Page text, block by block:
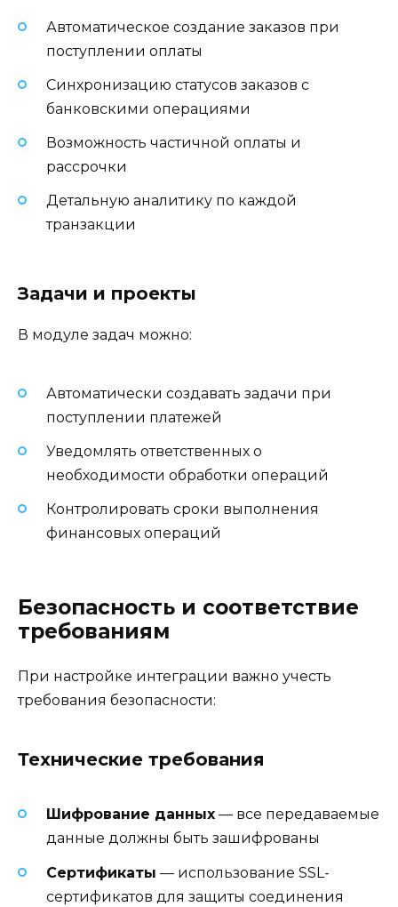
Автоматическое создание заказов при
поступлении оплаты
Синхронизацию статусов заказов с
банковскими операциями
Возможность частичной оплаты и
рассрочки
Детальную аналитику по каждой
транзакции
Задачи и проекты
В модуле задач можно:
Автоматически создавать задачи при
поступлении платежей
Уведомлять ответственных о
необходимости обработки операций
Контролировать сроки выполнения
финансовых операций
Безопасность и соответствие
требованиям
При настройке интеграции важно учесть
требования безопасности:
Технические требования
Шифрование данных — все передаваемые
данные должны быть зашифрованы
Сертификаты — использование SSL-
сертификатов для защиты соединения